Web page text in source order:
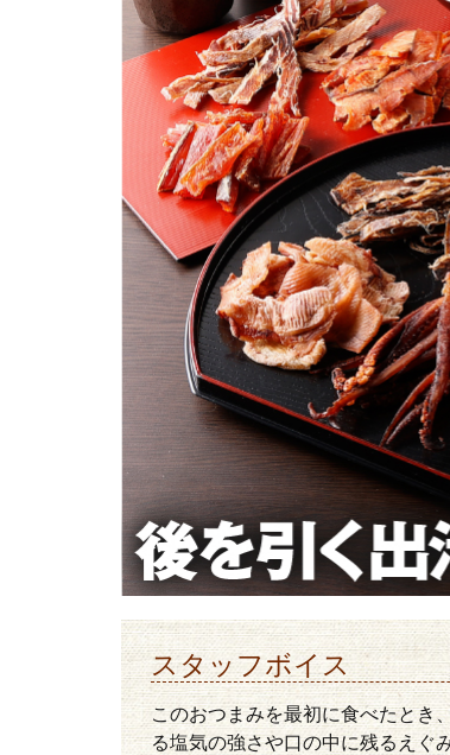
スタッフボイス
このおつまみを最初に食べたとき
る塩気の強さや口の中に残るえぐ